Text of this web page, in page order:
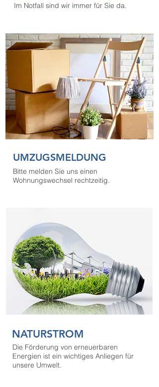
Im Notfall sind wir immer für Sie da.
UMZUGSMELDUNG
Bitte melden Sie uns einen
Wohnungswechsel rechtzeitig.
NATURSTROM
Die Förderung von erneuerbaren
Energien ist ein wichtiges Anliegen für
unsere Umwelt.